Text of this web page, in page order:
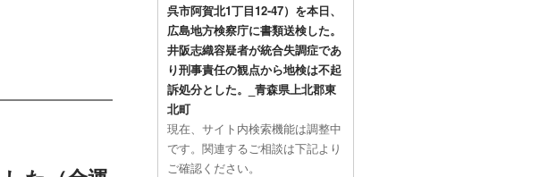
呉市阿賀北1丁目12-47）を本日、
広島地方検察庁に書類送検した。
井阪志織容疑者が統合失調症であ
り刑事責任の観点から地検は不起
訴処分とした。_青森県上北郡東
北町
現在、サイト内検索機能は調整中
です。関連するご相談は下記より
ご確認ください。